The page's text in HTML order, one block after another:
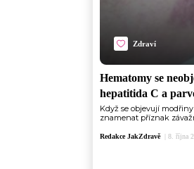
Zdraví
Hematomy se
hepatitida C a
Když se objevují
znamenat příznak
Redakce JakZdravě 8. října